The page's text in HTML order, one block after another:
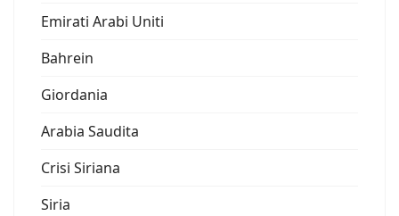
Emirati Arabi Uniti
Bahrein
Giordania
Arabia Saudita
Crisi Siriana
Siria